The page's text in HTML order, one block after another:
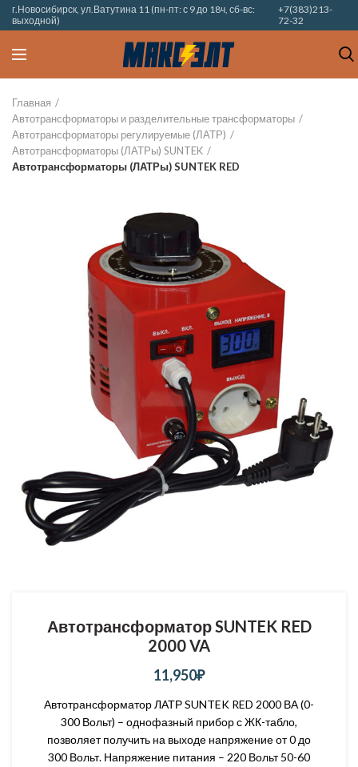
г.Новосибирск, ул.Ватутина 11 (пн-пт: с 9 до 18ч, сб-вс:
выходной)
+7(383)213-
72-32
Главная
Автотрансформаторы и разделительные трансформаторы
Автотрансформаторы регулируемые (ЛАТР)
Автотрансформаторы (ЛАТРы) SUNTEK
Автотрансформаторы (ЛАТРы) SUNTEK RED
Автотрансформатор SUNTEK RED
2000 VA
11,950₽
Автотрансформатор ЛАТР SUNTEK RED 2000 ВА (0-
300 Вольт) – однофазный прибор с ЖК-табло,
позволяет получить на выходе напряжение от 0 до
300 Вольт. Напряжение питания – 220 Вольт 50-60